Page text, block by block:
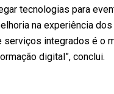
tecnologias para
na experiência
integrados é o
digital”, conclui.